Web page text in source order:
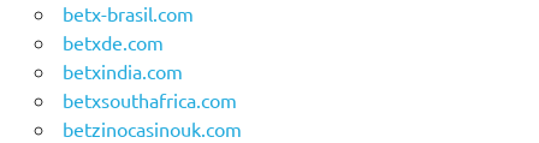
betx-brasil.com
betxde.com
betxindia.com
betxsouthafrica.com
betzinocasinouk.com